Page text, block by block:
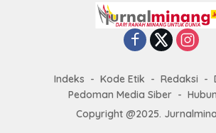
Indeks Kode Etik Redaksi
Pedoman Media Siber
Copyright @2025.